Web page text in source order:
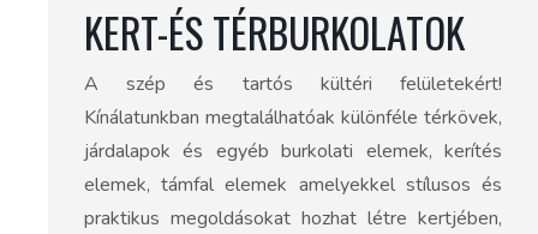
KERT-ÉS TÉRBURKOLATOK
A szép és tartós kültéri felületekért!
Kínálatunkban megtalálhatóak különféle térkövek,
járdalapok és egyéb burkolati elemek, kerítés
elemek, támfal elemek amelyekkel stílusos és
praktikus megoldásokat hozhat létre kertjében,